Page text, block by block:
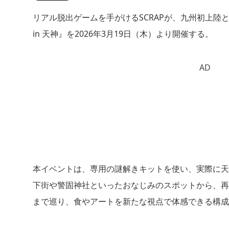
リアル脱出ゲームを手がけるSCRAPが、九州初上
in 天神』を2026年3月19日（木）より開催する。
AD
本イベントは、専用の謎解きキットを使い、実際に
下街や警固神社といったおなじみのスポットから、
まで巡り、食やアートを新たな視点で体感できる構